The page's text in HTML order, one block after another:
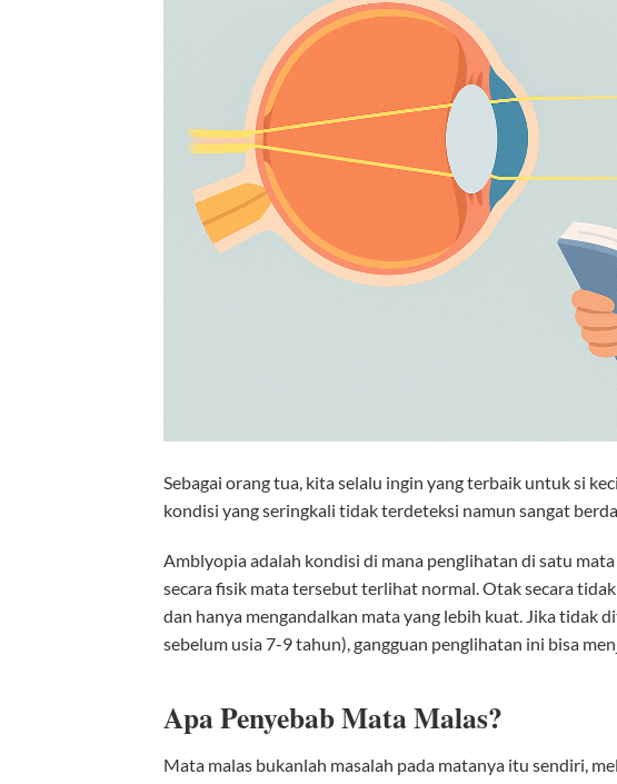
Sebagai orang tua, kita selalu ingin yang terbaik untuk si
kondisi yang seringkali tidak terdeteksi namun sangat
Amblyopia adalah kondisi di mana penglihatan di satu
secara fisik mata tersebut terlihat normal. Otak secara
dan hanya mengandalkan mata yang lebih kuat. Jika tidak
sebelum usia 7-9 tahun), gangguan penglihatan ini bisa
Apa Penyebab Mata Malas?
Mata malas bukanlah masalah pada matanya itu sendiri,